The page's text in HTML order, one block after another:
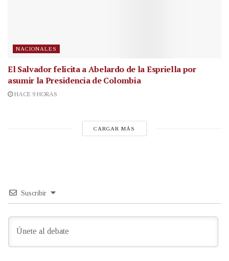
NACIONALES
El Salvador felicita a Abelardo de la Espriella por
asumir la Presidencia de Colombia
HACE 9 HORAS
CARGAR MÁS
Suscribir